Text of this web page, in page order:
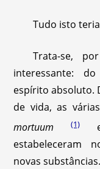
Tudo isto
Trata-se,
interessante:
espírito absoluto.
de vida, as
mortuum
(1)
estabeleceram
novas